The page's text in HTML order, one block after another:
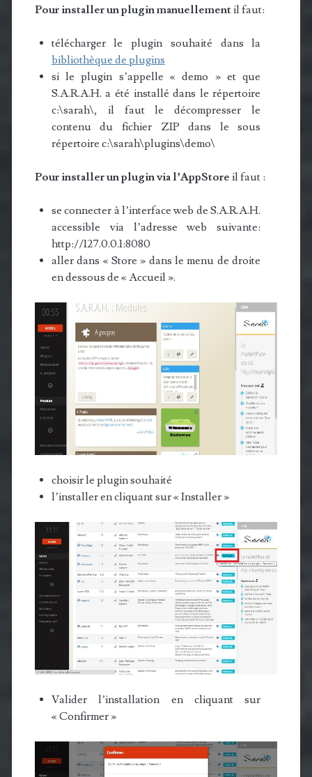
Pour installer un plugin manuellementil faut:
télécharger le plugin souhaité dans la
bibliothèque de plugins
si le plugin s’appelle « demo » et que
S.A.R.A.H. a été installé dans le répertoire
c:\sarah\, il faut le décompresser le
contenu du fichier ZIP dans le sous
répertoire c:\sarah\plugins\demo\
Pour installer un plugin via l’AppStore il faut :
se connecter à l’interface web de S.A.R.A.H.
accessible via l’adresse web suivante:
http://127.0.0.1:8080
aller dans « Store » dans le menu de droite
en dessous de « Accueil ».
choisir le plugin souhaité
l’installer en cliquant sur « Installer »
Valider l’installation en cliquant sur
« Confirmer »